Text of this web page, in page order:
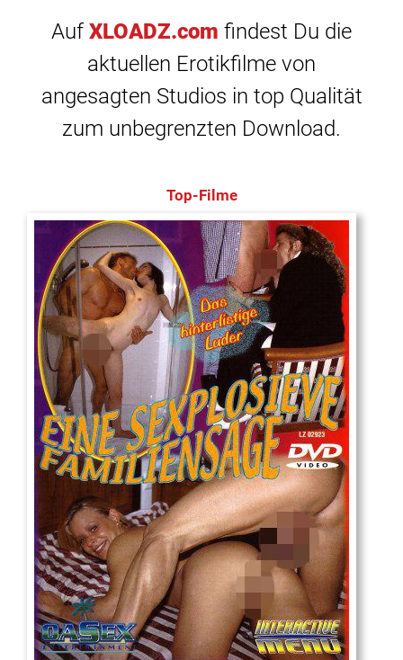
Auf XLOADZ.com findest Du die
aktuellen Erotikfilme von
angesagten Studios in top Qualität
zum unbegrenzten Download.
Top-Filme